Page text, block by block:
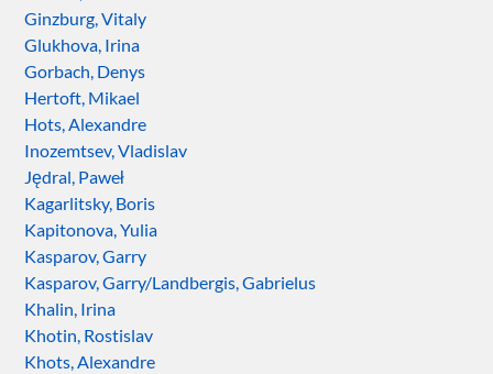
Ginzburg, Vitaly
Glukhova, Irina
Gorbach, Denys
Hertoft, Mikael
Hots, Alexandre
Inozemtsev, Vladislav
Jędral, Paweł
Kagarlitsky, Boris
Kapitonova, Yulia
Kasparov, Garry
Kasparov, Garry/Landbergis, Gabrielus
Khalin, Irina
Khotin, Rostislav
Khots, Alexandre